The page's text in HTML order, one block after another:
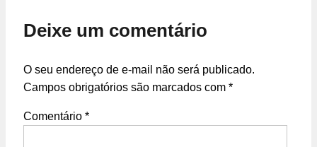
Deixe um comentário
O seu endereço de e-mail não será publicado.
Campos obrigatórios são marcados com *
Comentário *